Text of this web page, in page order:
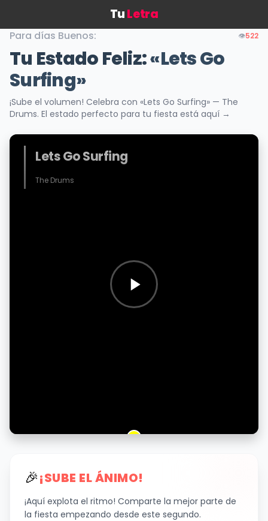
TuLetra
Para días Buenos: 👁️522
Tu Estado Feliz:«Lets Go
Surfing»
¡Sube el volumen! Celebra con «Lets Go Surfing» — The
Drums. El estado perfecto para tu fiesta está aquí →
Lets Go Surfing
The Drums
🎉¡SUBE EL ÁNIMO!
¡Aquí explota el ritmo! Comparte la mejor parte de
la fiesta empezando desde este segundo.